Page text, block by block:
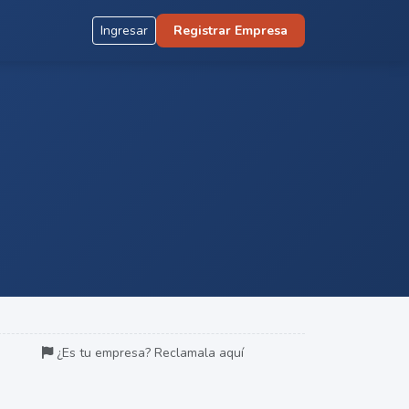
Ingresar Registrar Empresa
¿Es tu empresa? Reclamala aquí